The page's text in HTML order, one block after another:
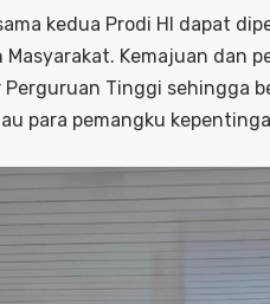
kedua Prodi HI dapat
Kemajuan dan
Tinggi sehingga
para pemangku